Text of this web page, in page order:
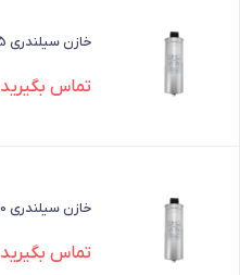
خازن سیلندری 25 کیلووار پارس فانال PFCA-RMC41
تماس بگیرید
خازن سیلندری 30 کیلووار پارس فانال PFCA-RMC41
تماس بگیرید